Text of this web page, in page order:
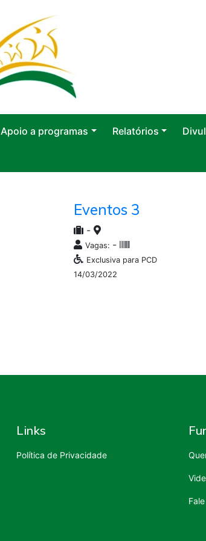
Apoio a programas Relatórios
Eventos 3
-
Vagas: -
Exclusiva para PCD
14/03/2022
Links
Política de Privacidade